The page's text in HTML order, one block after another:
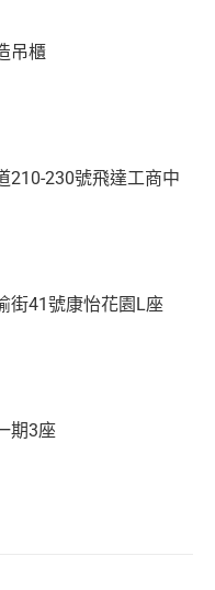
吊櫃
210-230號飛達工商中
街41號康怡花園L座
期3座